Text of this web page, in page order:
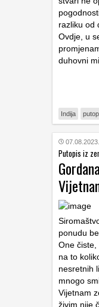
razliku od
Ovdje, u
duhovni
Indija
Putopis iz
ponudu
One čiste,
na to
nesretnih
mnogo
Vijetnam
živim nije